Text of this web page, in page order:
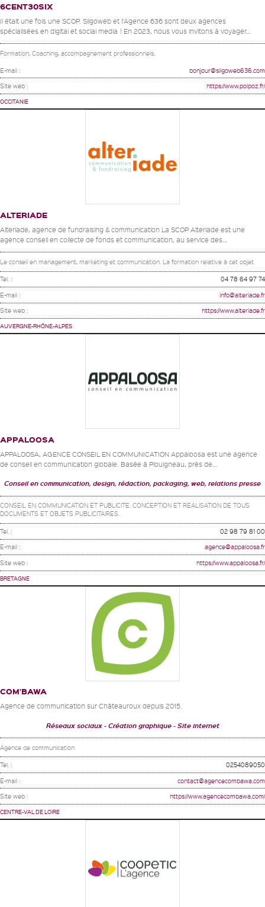
6CENT30SIX
Il était une fois une SCOP. Silgoweb et l’Agence 636 sont deux agences
spécialisées en digital et social media ! En 2023, nous vous invitons à voyager...
Formation, Coaching, accompagnement professionnels.
E-mail : bonjour@silgoweb636.com
Site web : https://www.polpoz.fr/
OCCITANIE
ALTERIADE
Alteriade, agence de fundraising & communication La SCOP Alteriade est une
agence conseil en collecte de fonds et communication, au service des...
Le conseil en management, marketing et communication. La formation relative à cet objet
Tel. : 04 78 64 97 74
E-mail : info@alteriade.fr
Site web : https://www.alteriade.fr
AUVERGNE-RHÔNE-ALPES
APPALOOSA
APPALOOSA, AGENCE CONSEIL EN COMMUNICATION Appaloosa est une agence
de conseil en communication globale. Basée à Plouigneau, près de...
Conseil en communication, design, rédaction, packaging, web, relations presse
CONSEIL EN COMMUNICATION ET PUBLICITE. CONCEPTION ET REALISATION DE TOUS
DOCUMENTS ET OBJETS PUBLICITAIRES.
Tel. : 02 98 79 81 00
E-mail : agence@appaloosa.fr
Site web : https://www.appaloosa.fr/
BRETAGNE
COM’BAWA
Agence de communication sur Châteauroux depuis 2015.
Réseaux sociaux Création graphique Site internet
Agence de communication
Tel. : 0254089050
E-mail : contact@agencecombawa.com
Site web : https://www.agencecombawa.com/
CENTRE-VAL DE LOIRE